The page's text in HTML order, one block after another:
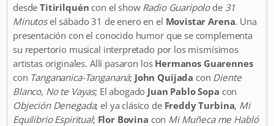
desdeTitirilquén con el show Radio Guaripolode 31
Minutosel sábado 31 de enero en el Movistar Arena. Una
presentación con el conocido humor que se complementa
su repertorio musical interpretado por los mismísimos
artistas originales. Allí pasaron los Hermanos Guarennes
con Tangananica-Tangananá; John Quijada con Diente
Blanco, No te Vayas; El abogado Juan Pablo Sopa con
Objeción Denegada; el ya clásico de Freddy Turbina, Mi
Equilibrio Espiritual; Flor Bovina con Mi Muñeca me Habló